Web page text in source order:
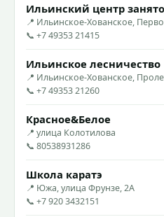
Ильинский центр
📍 Ильинское-Хованское,
📞 +7 49353 21415
Ильинское лесничество
📍 Ильинское-Хованское,
📞 +7 49353 21260
Красное&Белое
📍 улица Колотилова
📞 80538931286
Школа каратэ
📍 Южа, улица Фрунзе, 2А
📞 +7 920 3432151